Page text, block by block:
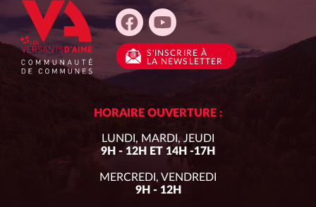
HORAIRE OUVERTURE :
LUNDI, MARDI, JEUDI
9H - 12H ET 14H -17H
MERCREDI, VENDREDI
9H - 12H
S'INSCRIRE À
LA NEWSLETTER